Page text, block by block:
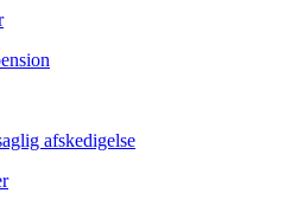
afskedigelse